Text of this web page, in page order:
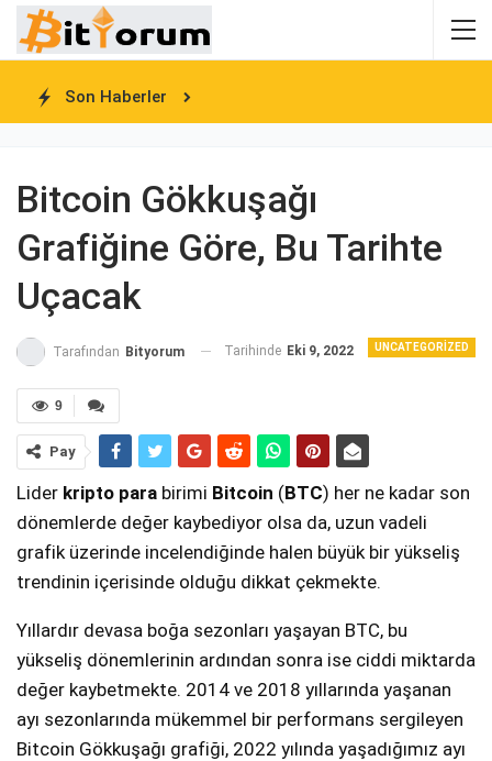
Son Haberler
Bitcoin Gökkuşağı
Grafiğine Göre, Bu Tarihte
Uçacak
UNCATEGORIZED
Tarafından Bityorum Tarihinde Eki 9, 2022
9
Pay
Lider kripto para birimi Bitcoin (BTC) her ne kadar son
dönemlerde değer kaybediyor olsa da, uzun vadeli
grafik üzerinde incelendiğinde halen büyük bir yükseliş
trendinin içerisinde olduğu dikkat çekmekte.
Yıllardır devasa boğa sezonları yaşayan BTC, bu
yükseliş dönemlerinin ardından sonra ise ciddi miktarda
değer kaybetmekte. 2014 ve 2018 yıllarında yaşanan
ayı sezonlarında mükemmel bir performans sergileyen
Bitcoin Gökkuşağı grafiği, 2022 yılında yaşadığımız ayı